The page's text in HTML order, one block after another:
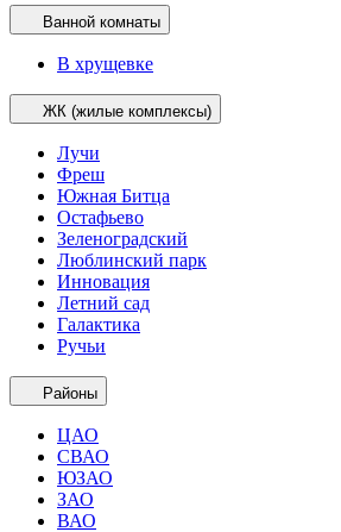
Ванной комнаты
В хрущевке
ЖК (жилые комплексы)
Лучи
Фреш
Южная Битца
Остафьево
Зеленоградский
Люблинский парк
Инновация
Летний сад
Галактика
Ручьи
Районы
ЦАО
СВАО
ЮЗАО
ЗАО
ВАО